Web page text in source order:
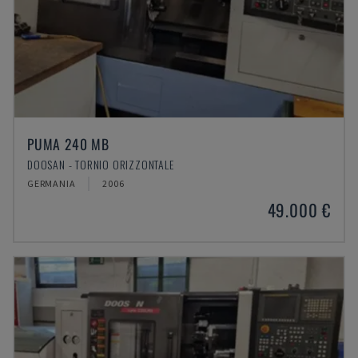
PUMA 240 MB
DOOSAN - TORNIO ORIZZONTALE
GERMANIA 2006
49.000 €